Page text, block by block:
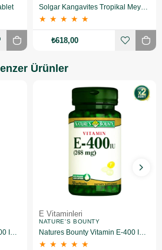
★ ★ ★ ★ ★
₺618,00
Ürünler
E Vitaminleri
NATURE'S BOUNTY
★ ★ ★ ★ ★